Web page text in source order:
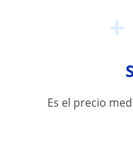
Es el precio